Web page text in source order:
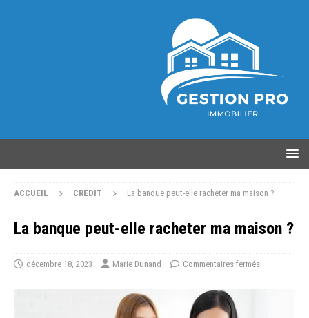
ACCUEIL CRÉDIT La banque peut-elle racheter ma maison ?
La banque peut-elle racheter ma maison ?
décembre 18, 2023 Marie Dunand Commentaires fermés